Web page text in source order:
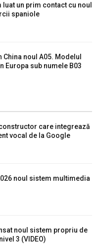
luat un prim contact cu noul
spaniole
noul A05. Modelul
Europa sub numele B03
care integrează
vocal de la Google
noul sistem multimedia
noul sistem propriu de
3 (VIDEO)